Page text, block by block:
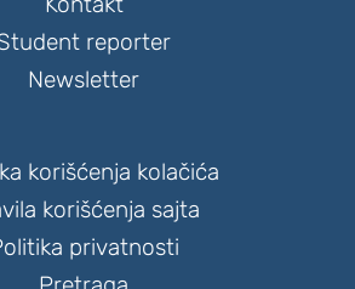
reporter
Newsletter
korišćenja kolačića
korišćenja sajta
privatnosti